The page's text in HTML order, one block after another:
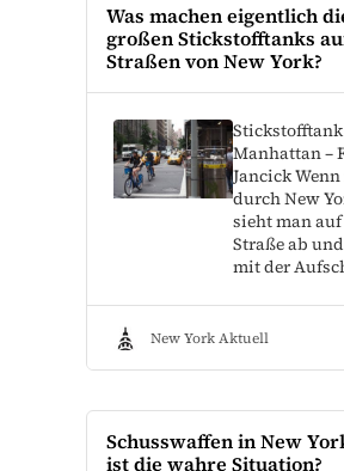
Was machen eigentlich
großen Stickstofftanks
Straßen von New York?
Manhattan –
Jancick
durch New
sieht man
Straße ab
mit der
New York Aktuell
Schusswaffen in New
ist die wahre Situation?